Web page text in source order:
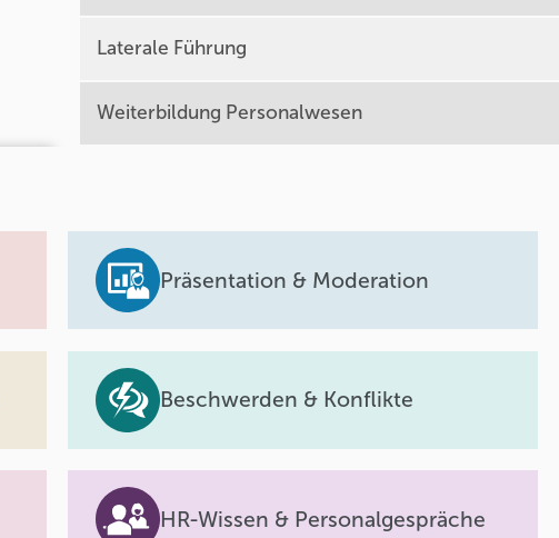
Laterale Führung
Weiterbildung Personalwesen
Präsentation & Moderation
Beschwerden & Konflikte
HR-Wissen & Personalgespräche